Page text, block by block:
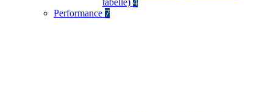
tabelle) 4
Performance 7